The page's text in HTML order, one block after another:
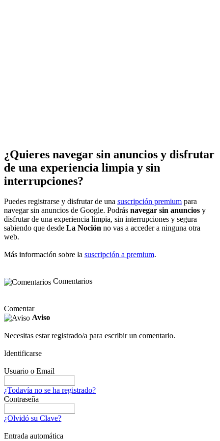
¿Quieres navegar sin anuncios y disfrutar
de una experiencia limpia y sin
interrupciones?
Puedes registrarse y disfrutar de una suscripción premium para
navegar sin anuncios de Google. Podrás navegar sin anuncios y
disfrutar de una experiencia limpia, sin interrupciones y segura
sabiendo que desde La Noción no vas a acceder a ninguna otra
web.
Más información sobre la suscripción a premium.
Comentarios
Comentar
Aviso
Necesitas estar registrado/a para escribir un comentario.
Identificarse
Usuario o Email
¿Todavía no se ha registrado?
Contraseña
¿Olvidó su Clave?
Entrada automática